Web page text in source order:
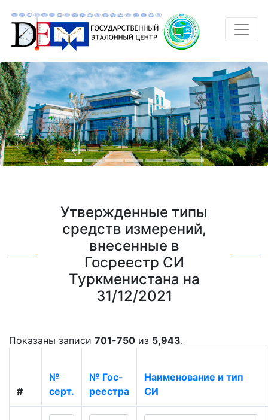
Утвержденные типы
средств измерений,
внесенные в
Госреестр СИ
Туркменистана на
31/12/2021
Показаны записи 701-750 из 5,943.
#
№
серт.
№ Гос-
реестра
Наименование и тип
СИ